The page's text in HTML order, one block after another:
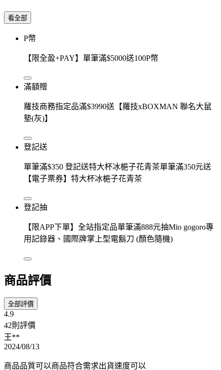
看全部
P幣
【限全盈+PAY】單筆滿$5000送100P幣
滿額贈
羅技商務指定品滿$3990送【羅技xBOXMAN 聯名大鼠
墊(灰)】
登記送
單筆滿$350 登記送特大杯冰梔子花青茶單筆滿350元送
【電子票券】特大杯冰梔子花青茶
登記抽
【限APP下單】全站指定品單筆滿888元抽Mio gogoro專
用記錄器、國際牌掌上型電鬍刀 (顏色隨機)
商品評價
全部評價
4.9
42則評價
王**
2024/08/13
商品品質可以商品符合需求出貨速度可以